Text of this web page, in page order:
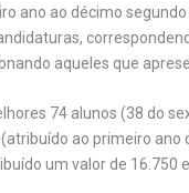
ano ao décimo
aqueles que
74 alunos (38 do
ao primeiro ano
um valor de 16.750